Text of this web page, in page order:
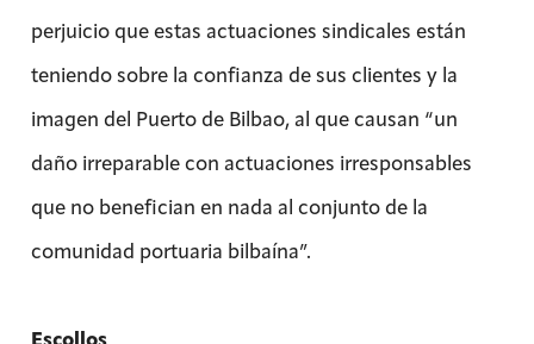
perjuicio que estas actuaciones sindicales están
teniendo sobre la confianza de sus clientes y la
imagen del Puerto de Bilbao, al que causan “un
daño irreparable con actuaciones irresponsables
que no benefician en nada al conjunto de la
comunidad portuaria bilbaína”.